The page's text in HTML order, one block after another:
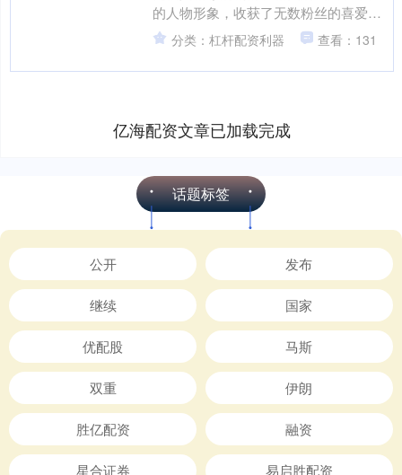
的人物形象，收获了无数粉丝的喜爱与
追捧，成为国漫中的经典之作。然而，
最新更新的161集却引发....
分类：杠杆配资利器 查看：131
亿海配资文章已加载完成
话题标签
公开 发布
继续 国家
优配股 马斯
双重 伊朗
胜亿配资 融资
星合证券 易启胜配资